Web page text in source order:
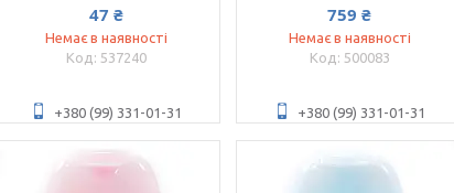
47 ₴
Немає в наявності
537240
+380 (99) 331-01-31
759 ₴
Немає в наявності
500083
+380 (99) 331-01-31